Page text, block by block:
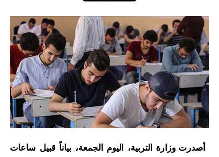
الرواتب
القروض والسلف
المنح المالية
قطع الاراضي
اخبار العراق
الاخبار السياسية
أصدرت وزارة التربية، اليوم الجمعة، بياناً قبيل ساعات